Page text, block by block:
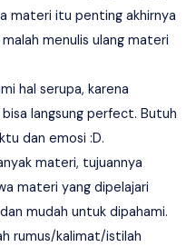
materi itu penting akhirnya
menulis ulang materi
hal serupa, karena
langsung perfect. Butuh
dan emosi :D.
materi, tujuannya
materi yang dipelajari
mudah untuk dipahami.
rumus/kalimat/istilah